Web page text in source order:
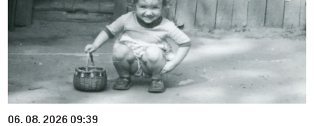
06. 08. 2026 09:39